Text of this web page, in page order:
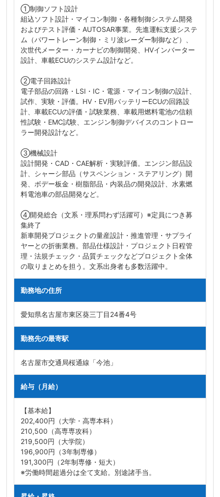
①制御ソフト設計
組込ソフト設計・マイコン制御・各種制御システム開発
およびテスト評価・AUTOSAR事業。先進運転支援システ
ム（パワートレーン制御・ミリ波レーダー制御など）、
次世代メーター・カーナビの制御開発、HVインバーター
設計、車載ECUのシステム設計など。
②電子回路設計
電子部品の回路・LSI・IC・電源・マイコン制御の設計、
試作、実験・評価。HV・EV用バッテリーECUの回路設
計、車載ECUの評価・試験業務、車載用燃料電池の信頼
性試験・EMC試験、エンジン制御デバイスのコントロー
ラー開発設計など。
③機械設計
設計開発・CAD・CAE解析・実験評価。エンジン部品設
計、シャーシ部品（サスペンション・ステアリング）開
発、ボデー板金・樹脂部品・内装品の開発設計、水素燃
料電池車の部品開発など。
④開発総合（文系・理系問わず活躍可）※定員につき募
集終了
新車開発プロジェクトの量産設計・推進管理・サプライ
ヤーとの折衝業務。部品仕様設計・プロジェクト日程管
理・法規チェック・品質チェックなどプロジェクト全体
の取りまとめを担う。文系出身者も多数活躍中。
勤務地の住所
愛知県名古屋市東区葵三丁目24番4号
勤務先の最寄駅
名古屋市交通局桜通線「今池」
給与（月給）
【基本給】
202,400円（大学・高専本科）
210,500（高専専攻科）
219,500円（大学院）
196,900円（3年制専修）
191,300円（2年制専修・短大）
※労働時間超過分は全て支給。別途諸手当。